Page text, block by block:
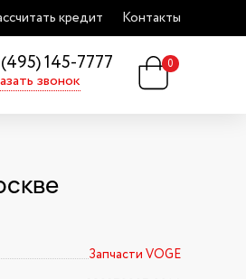
кредит Контакты
145-7777
звонок
0
Запчасти VOGE